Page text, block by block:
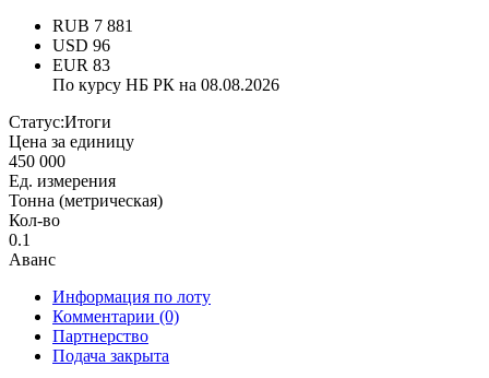
RUB 7 881
USD 96
EUR 83
По курсу НБ РК на 08.08.2026
Статус:Итоги
Цена за единицу
450 000
Ед. измерения
Тонна (метрическая)
Кол-во
0.1
Аванс
Информация по лоту
Комментарии (0)
Партнерство
Подача закрыта